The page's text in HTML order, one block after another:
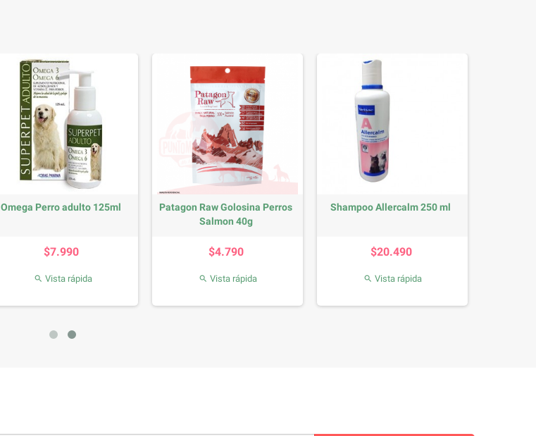
Omega Perro adulto 125ml
$7.990
 Vista rápida
Patagon Raw Golosina Perros
Salmon 40g
$4.790
 Vista rápida
Shampoo Allercalm 250 ml
$20.490
 Vista rápida